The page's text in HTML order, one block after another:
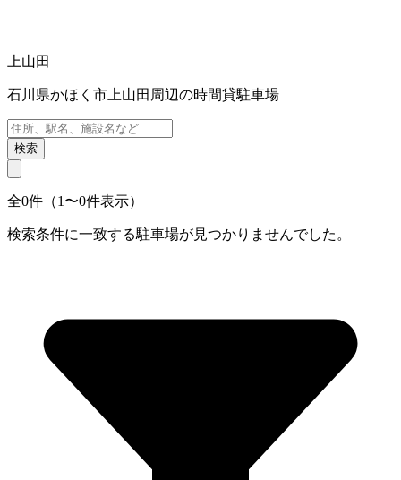
上山田
石川県かほく市上山田周辺の時間貸駐車場
検索
全0件（1〜0件表示）
検索条件に一致する駐車場が見つかりませんでした。